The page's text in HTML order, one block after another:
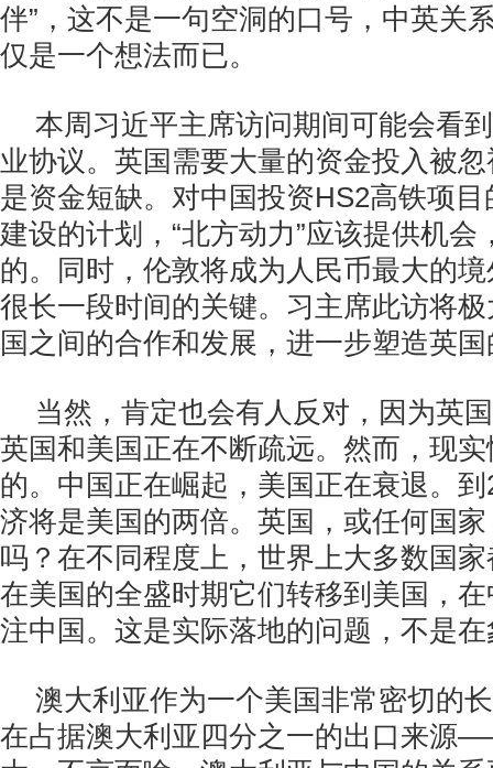
伴”，这不是一句空洞的口号，中英关
仅是一个想法而已。
本周习近平主席访问期间可能会看
业协议。英国需要大量的资金投入被
是资金短缺。对中国投资HS2高铁项
建设的计划，“北方动力”应该提供机会
的。同时，伦敦将成为人民币最大的
很长一段时间的关键。习主席此访将
国之间的合作和发展，进一步塑造英
当然，肯定也会有人反对，因为英
英国和美国正在不断疏远。然而，现
的。中国正在崛起，美国正在衰退。
济将是美国的两倍。英国，或任何国
吗？在不同程度上，世界上大多数国
在美国的全盛时期它们转移到美国，
注中国。这是实际落地的问题，不是
澳大利亚作为一个美国非常密切的
在占据澳大利亚四分之一的出口来源